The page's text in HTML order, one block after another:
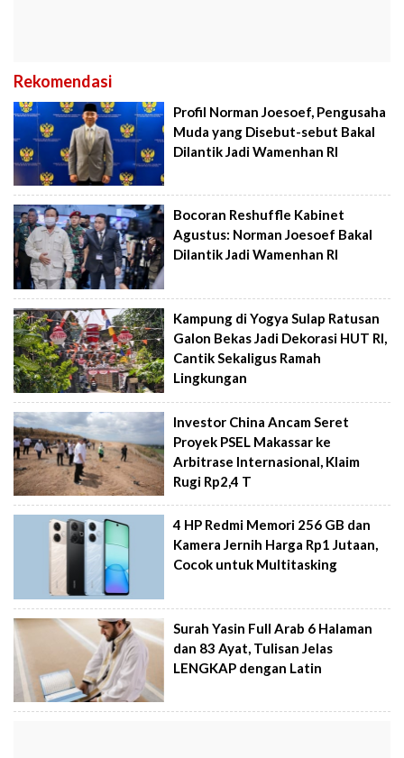
Rekomendasi
Profil Norman Joesoef, Pengusaha
Muda yang Disebut-sebut Bakal
Dilantik Jadi Wamenhan RI
Bocoran Reshuffle Kabinet
Agustus: Norman Joesoef Bakal
Dilantik Jadi Wamenhan RI
Kampung di Yogya Sulap Ratusan
Galon Bekas Jadi Dekorasi HUT RI,
Cantik Sekaligus Ramah
Lingkungan
Investor China Ancam Seret
Proyek PSEL Makassar ke
Arbitrase Internasional, Klaim
Rugi Rp2,4 T
4 HP Redmi Memori 256 GB dan
Kamera Jernih Harga Rp1 Jutaan,
Cocok untuk Multitasking
Surah Yasin Full Arab 6 Halaman
dan 83 Ayat, Tulisan Jelas
LENGKAP dengan Latin